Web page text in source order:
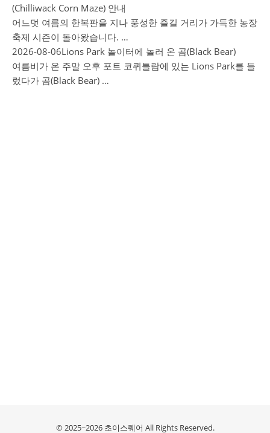
(Chilliwack Corn Maze) 안내
어느덧 여름의 한복판을 지나 풍성한 즐길 거리가 가득한 농장
축제 시즌이 돌아왔습니다. …
2026-08-06Lions Park 놀이터에 놀러 온 곰(Black Bear)
여름비가 온 주말 오후 포트 코퀴틀람에 있는 Lions Park를 들
렀다가 곰(Black Bear) …
© 2025~2026 초이스퀘어 All Rights Reserved.